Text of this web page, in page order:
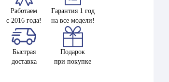
Работаем
с 2016 года!
Гарантия 1 год
на все модели!
Быстрая
доставка
Подарок
при покупке